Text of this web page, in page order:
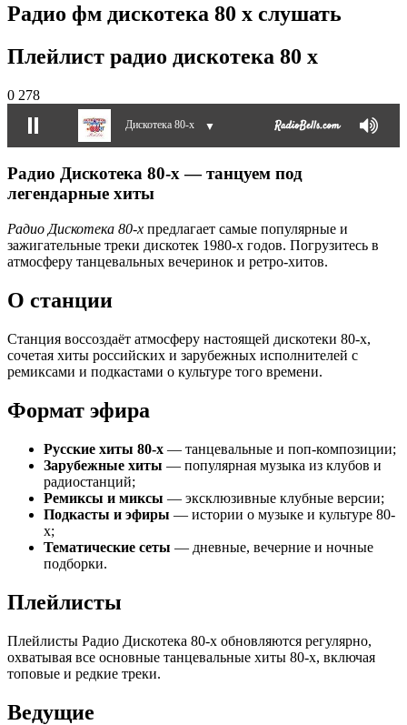
Радио фм дискотека 80 х слушать
Плейлист радио дискотека 80 х
0 278
Дискотека 80-х ▼
Радио Дискотека 80-х — танцуем под
легендарные хиты
Радио Дискотека 80-х предлагает самые популярные и
зажигательные треки дискотек 1980-х годов. Погрузитесь в
атмосферу танцевальных вечеринок и ретро-хитов.
О станции
Станция воссоздаёт атмосферу настоящей дискотеки 80-х,
сочетая хиты российских и зарубежных исполнителей с
ремиксами и подкастами о культуре того времени.
Формат эфира
Русские хиты 80-х — танцевальные и поп-композиции;
Зарубежные хиты — популярная музыка из клубов и
радиостанций;
Ремиксы и миксы — эксклюзивные клубные версии;
Подкасты и эфиры — истории о музыке и культуре 80-
х;
Тематические сеты — дневные, вечерние и ночные
подборки.
Плейлисты
Плейлисты Радио Дискотека 80-х обновляются регулярно,
охватывая все основные танцевальные хиты 80-х, включая
топовые и редкие треки.
Ведущие